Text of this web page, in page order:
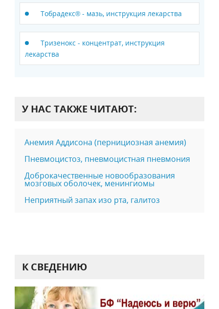
Тобрадекс® - мазь, инструкция лекарства
Тризенокс - концентрат, инструкция
лекарства
У НАС ТАКЖЕ ЧИТАЮТ:
Анемия Аддисона (пернициозная анемия)
Пневмоцистоз, пневмоцистная пневмония
Доброкачественные новообразования
мозговых оболочек, менингиомы
Неприятный запах изо рта, галитоз
К СВЕДЕНИЮ